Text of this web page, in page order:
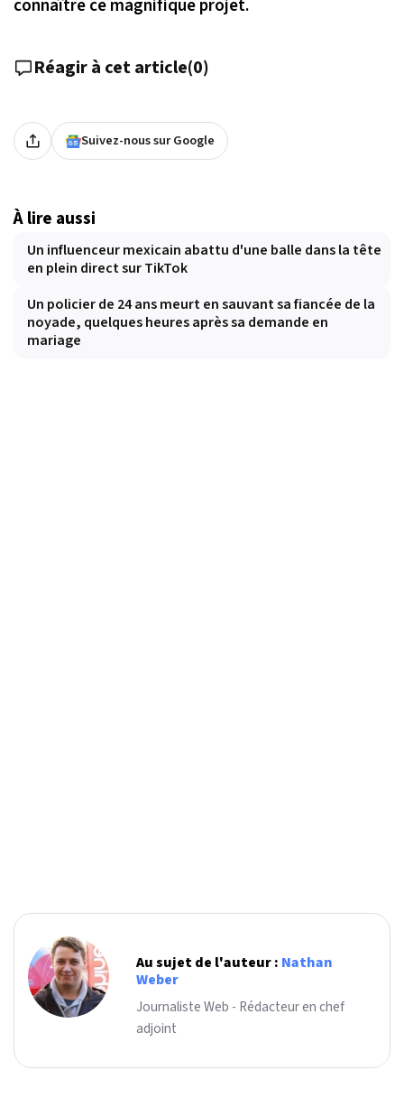
connaître ce magnifique projet.
Réagir à cet article(0)
Suivez-nous sur Google
À lire aussi
Un influenceur mexicain abattu d'une balle dans la tête
en plein direct sur TikTok
Un policier de 24 ans meurt en sauvant sa fiancée de la
noyade, quelques heures après sa demande en
mariage
Au sujet de l'auteur : Nathan
Weber
Journaliste Web - Rédacteur en chef
adjoint